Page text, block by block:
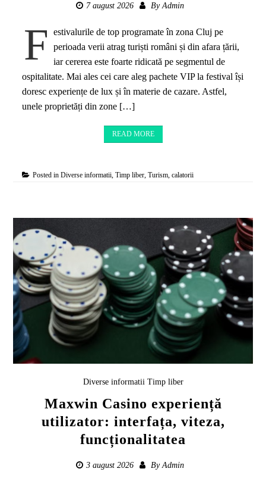
7 august 2026 By Admin
F
estivalurile de top programate în zona Cluj pe
perioada verii atrag turiști români și din afara țării,
iar cererea este foarte ridicată pe segmentul de
ospitalitate. Mai ales cei care aleg pachete VIP la festival își
doresc experiențe de lux și în materie de cazare. Astfel,
unele proprietăți din zone […]
READ MORE
Posted inDiverse informatii ,Timp liber ,Turism, calatorii
Diverse informatii Timp liber
Maxwin Casino experiență
utilizator: interfața, viteza,
funcționalitatea
3 august 2026 By Admin